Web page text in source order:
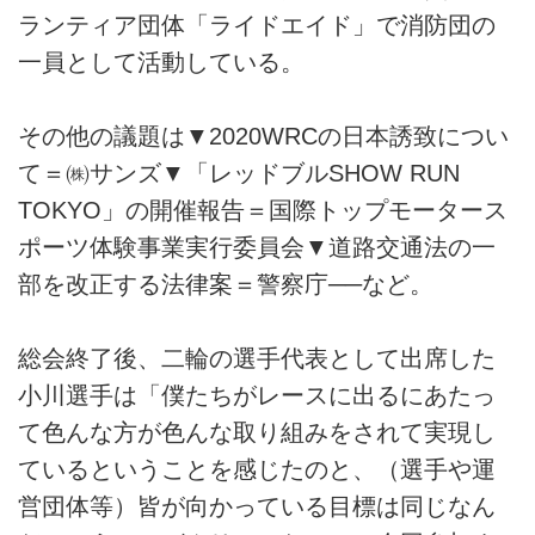
ランティア団体「ライドエイド」で消防団の
一員として活動している。
その他の議題は▼2020WRCの日本誘致につい
て＝㈱サンズ▼「レッドブルSHOW RUN
TOKYO」の開催報告＝国際トップモータース
ポーツ体験事業実行委員会▼道路交通法の一
部を改正する法律案＝警察庁──など。
総会終了後、二輪の選手代表として出席した
小川選手は「僕たちがレースに出るにあたっ
て色んな方が色んな取り組みをされて実現し
ているということを感じたのと、（選手や運
営団体等）皆が向かっている目標は同じなん